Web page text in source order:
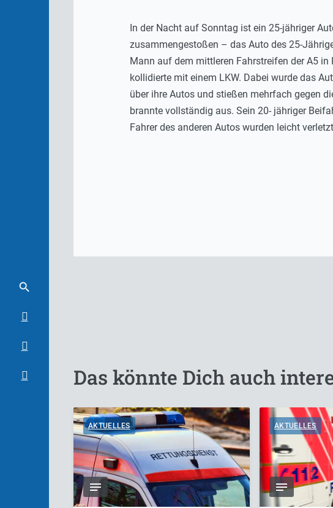
In der Nacht auf Sonntag ist ein 25-jähriger
zusammengestoßen – das Auto des 25-
Mann auf dem mittleren Fahrstreifen der A5
kollidierte mit einem LKW. Dabei wurde das
über ihre Autos und stießen mehrfach gegen
brannte vollständig aus. Sein 20- jähriger
Fahrer des anderen Autos wurden leicht
Das könnte Dich auch
AKTUELLES AKTUELLES